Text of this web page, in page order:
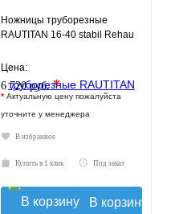
Ножницы труборезные
RAUTITAN 16-40 stabil Rehau
Цена:
6 720 руб.*
* Актуальную цену пожалуйста
уточните у менеджера
В избранное
Купить в 1 клик Под заказ
В корзину